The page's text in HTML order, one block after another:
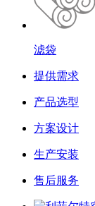
滤袋
提供需求
产品选型
方案设计
生产安装
售后服务